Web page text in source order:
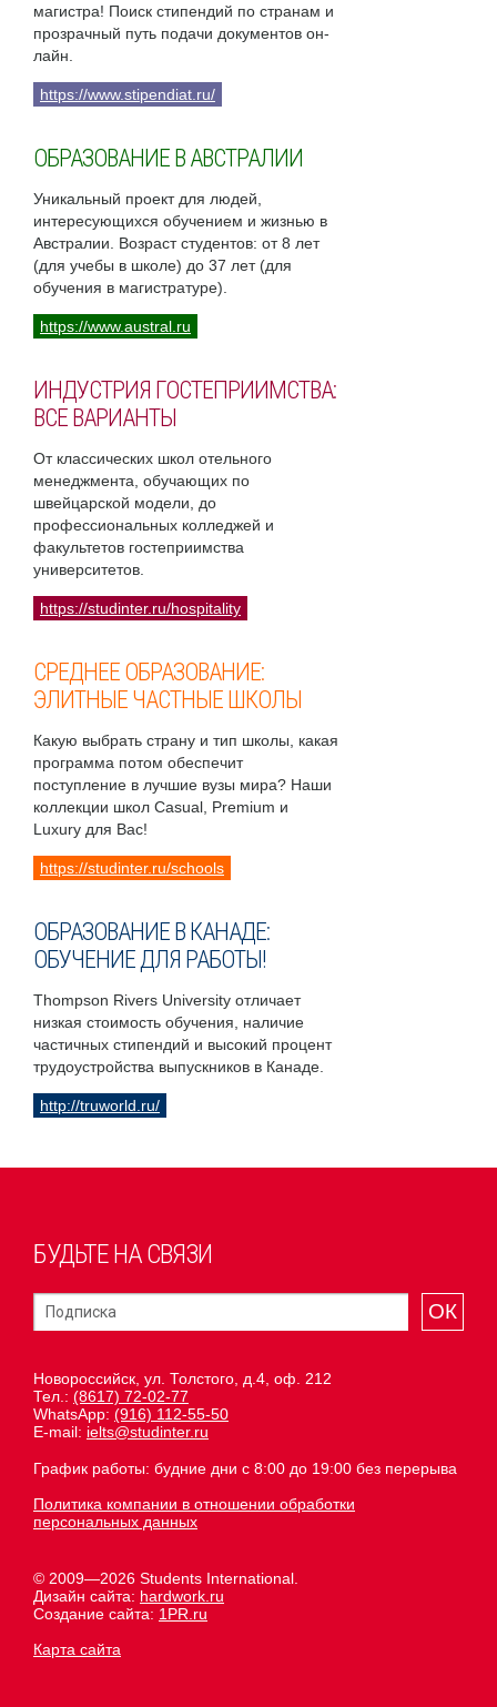
магистра! Поиск стипендий по странам и
прозрачный путь подачи документов он-
лайн.
https://www.stipendiat.ru/
ОБРАЗОВАНИЕ В АВСТРАЛИИ
Уникальный проект для людей,
интересующихся обучением и жизнью в
Австралии. Возраст студентов: от 8 лет
(для учебы в школе) до 37 лет (для
обучения в магистратуре).
https://www.austral.ru
ИНДУСТРИЯ ГОСТЕПРИИМСТВА:
ВСЕ ВАРИАНТЫ
От классических школ отельного
менеджмента, обучающих по
швейцарской модели, до
профессиональных колледжей и
факультетов гостеприимства
университетов.
https://studinter.ru/hospitality
СРЕДНЕЕ ОБРАЗОВАНИЕ:
ЭЛИТНЫЕ ЧАСТНЫЕ ШКОЛЫ
Какую выбрать страну и тип школы, какая
программа потом обеспечит
поступление в лучшие вузы мира? Наши
коллекции школ Casual, Premium и
Luxury для Вас!
https://studinter.ru/schools
ОБРАЗОВАНИЕ В КАНАДЕ:
ОБУЧЕНИЕ ДЛЯ РАБОТЫ!
Thompson Rivers University отличает
низкая стоимость обучения, наличие
частичных стипендий и высокий процент
трудоустройства выпускников в Канаде.
http://truworld.ru/
БУДЬТЕ НА СВЯЗИ
ОК
Новороссийск, ул. Толстого, д.4, оф. 212
Тел.: (8617) 72-02-77
WhatsApp: (916) 112-55-50
E-mail: ielts@studinter.ru
График работы: будние дни с 8:00 до 19:00 без перерыва
Политика компании в отношении обработки
персональных данных
© 2009—2026 Students International.
Дизайн сайта: hardwork.ru
Создание сайта: 1PR.ru
Карта сайта